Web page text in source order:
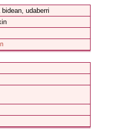
udaberri